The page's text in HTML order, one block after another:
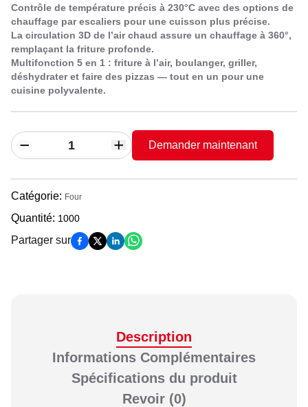
Contrôle de température précis à 230°C avec des options de
chauffage par escaliers pour une cuisson plus précise.
La circulation 3D de l’air chaud assure un chauffage à 360°,
remplaçant la friture profonde.
Multifonction 5 en 1 : friture à l’air, boulanger, griller,
déshydrater et faire des pizzas — tout en un pour une
cuisine polyvalente.
Demander maintenant
Catégorie: Four
Quantité: 1000
Partager sur
Description
Informations Complémentaires
Spécifications du produit
Revoir(0)